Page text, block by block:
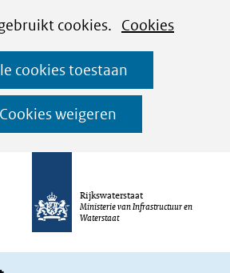
cookies. Cookies
cookies toestaan
Cookies weigeren
Ga
naar
de
inhoud
Rijkswaterstaat
Ministerie van Infrastructuur en
Waterstaat